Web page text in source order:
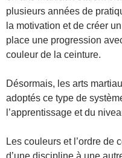
plusieurs années de
la motivation et de créer
place une progression
couleur de la ceinture.
Désormais, les arts
adoptés ce type de
l’apprentissage et du
Les couleurs et l’ordre de